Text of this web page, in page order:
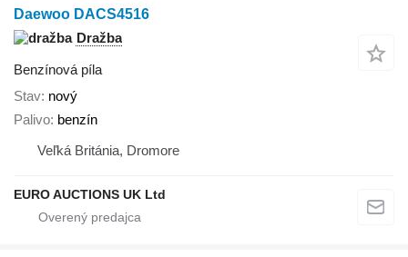
Daewoo DACS4516
Dražba
Benzínová píla
Stav nový
Palivo benzín
Veľká Británia, Dromore
EURO AUCTIONS UK Ltd